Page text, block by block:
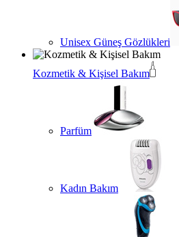
Unisex Güneş Gözlükleri
Kozmetik & Kişisel Bakım
Parfüm
Kadın Bakım